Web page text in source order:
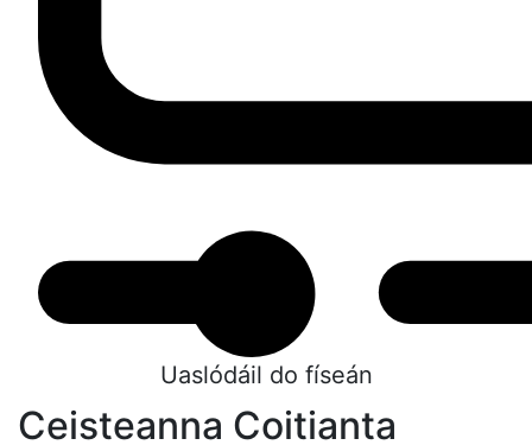
Uaslódáil do físeán
Ceisteanna Coitianta